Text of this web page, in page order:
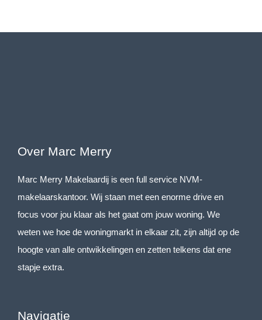
Over Marc Merry
Marc Merry Makelaardij is een full service NVM-
makelaarskantoor. Wij staan met een enorme drive en
focus voor jou klaar als het gaat om jouw woning. We
weten we hoe de woningmarkt in elkaar zit, zijn altijd op de
hoogte van alle ontwikkelingen en zetten telkens dat ene
stapje extra.
Navigatie